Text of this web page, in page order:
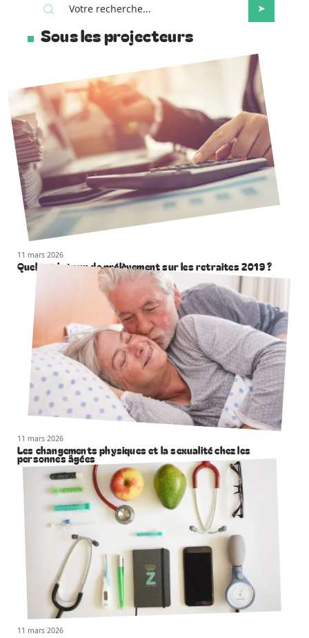
Sous les projecteurs
11 mars 2026
Quel est le taux de prélèvement sur les retraites 2019 ?
11 mars 2026
Les changements physiques et la sexualité chez les
personnes âgées
11 mars 2026